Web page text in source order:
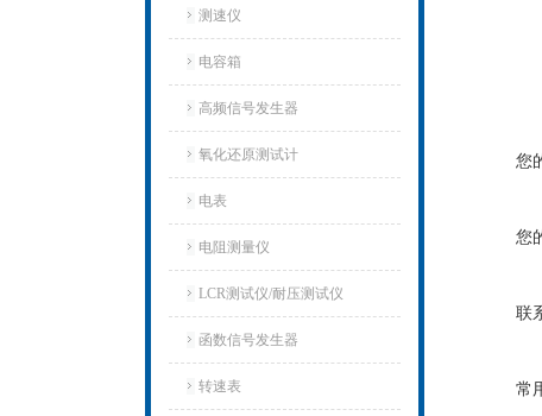
测速仪
电容箱
高频信号发生器
氧化还原测试计
电表
电阻测量仪
LCR测试仪/耐压测试仪
函数信号发生器
转速表
您
您
联
常